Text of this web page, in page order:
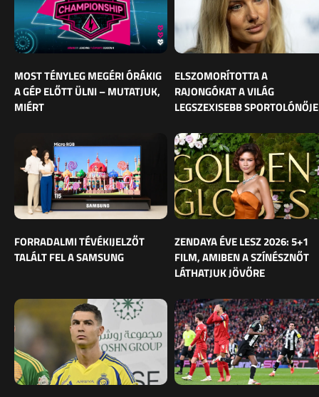
MOST TÉNYLEG MEGÉRI ÓRÁKIG
A GÉP ELŐTT ÜLNI – MUTATJUK,
MIÉRT
ELSZOMORÍTOTTA A
RAJONGÓKAT A VILÁG
LEGSZEXISEBB SPORTOLÓNŐJE
FORRADALMI TÉVÉKIJELZŐT
TALÁLT FEL A SAMSUNG
ZENDAYA ÉVE LESZ 2026: 5+1
FILM, AMIBEN A SZÍNÉSZNŐT
LÁTHATJUK JÖVŐRE